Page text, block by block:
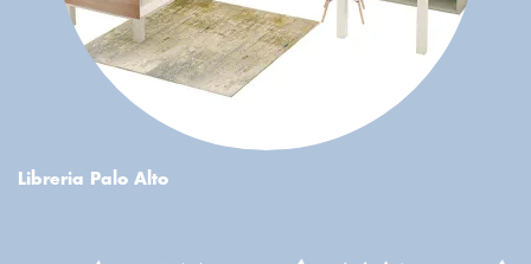
Libreria Palo Alto